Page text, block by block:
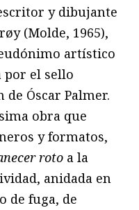
y dibujante
(Molde, 1965),
artístico
por el sello
Óscar Palmer.
obra que
y formatos,
roto a la
anidada en
de fuga, de